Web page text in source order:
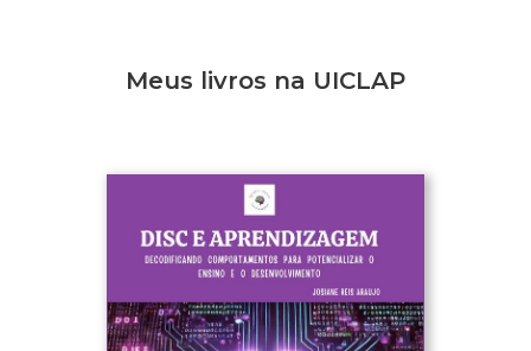
Meus livros na UICLAP